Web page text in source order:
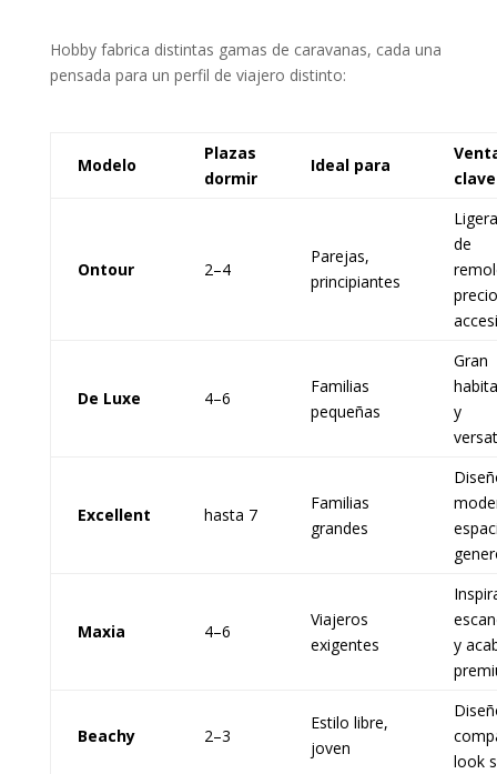
Hobby fabrica distintas gamas de caravanas, cada una
pensada para un perfil de viajero distinto:
Modelo
Plazas
dormir
Ideal para
clave
Ontour 2–4
Parejas,
principiantes
de
precio
De Luxe 4–6
Familias
pequeñas
Gran
y
Excellent hasta 7
Familias
grandes
Maxia 4–6
Viajeros
exigentes
y
Beachy 2–3
Estilo libre,
joven
look